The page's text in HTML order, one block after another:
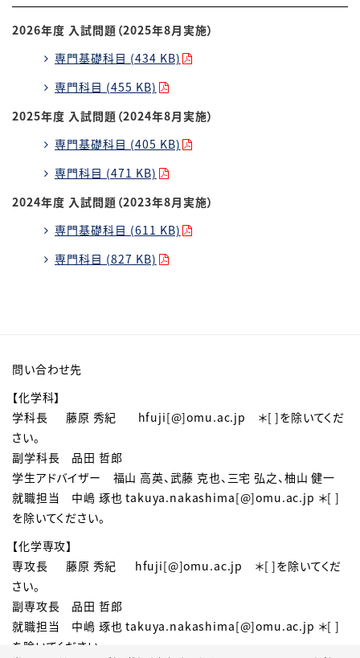
2026年度 入試問題（2025年8月実施）
専門基礎科目 (434 KB)
専門科目 (455 KB)
2025年度 入試問題（2024年8月実施）
専門基礎科目 (405 KB)
専門科目 (471 KB)
2024年度 入試問題（2023年8月実施）
専門基礎科目 (611 KB)
専門科目 (827 KB)
問い合わせ先
【化学科】
学科長 藤原 秀紀 hfuji[@]omu.ac.jp ＊[ ]を除いてくだ
さい。
副学科長 品田 哲郎
学生アドバイザー 福山 高英、武藤 克也、三宅 弘之、柚山 健一
就職担当 中嶋 琢也 takuya.nakashima[@]omu.ac.jp ＊[ ]
を除いてください。
【化学専攻】
専攻長 藤原 秀紀 hfuji[@]omu.ac.jp
＊[ ]を除いてくだ
さい。
副専攻長 品田 哲郎
就職担当 中嶋 琢也 takuya.nakashima[@]omu.ac.jp ＊[ ]
を除いてください。